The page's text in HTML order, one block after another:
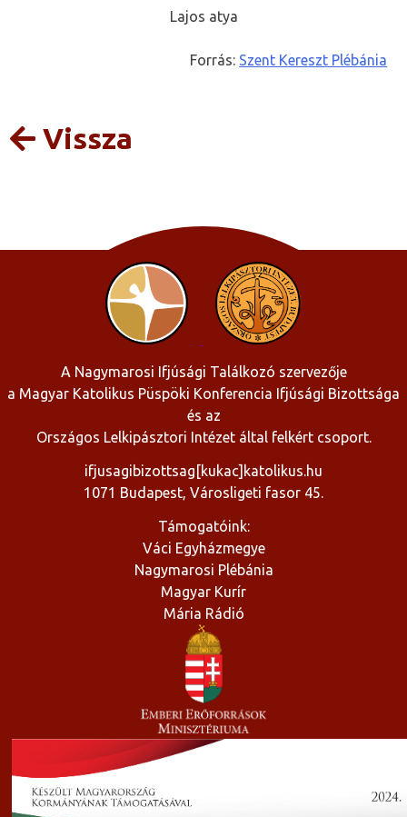
Lajos atya
Forrás: Szent Kereszt Plébánia
Vissza
A Nagymarosi Ifjúsági Találkozó szervezője
a Magyar Katolikus Püspöki Konferencia Ifjúsági Bizottsága
és az
Országos Lelkipásztori Intézet által felkért csoport.
ifjusagibizottsag[kukac]katolikus.hu
1071 Budapest, Városligeti fasor 45.
Támogatóink:
Váci Egyházmegye
Nagymarosi Plébánia
Magyar Kurír
Mária Rádió